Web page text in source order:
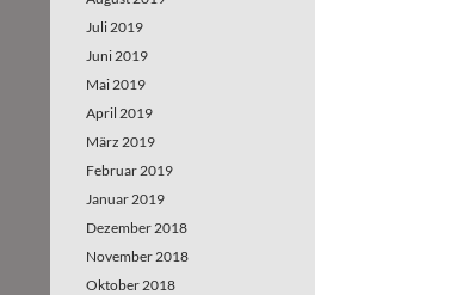
Juli 2019
Juni 2019
Mai 2019
April 2019
März 2019
Februar 2019
Januar 2019
Dezember 2018
November 2018
Oktober 2018